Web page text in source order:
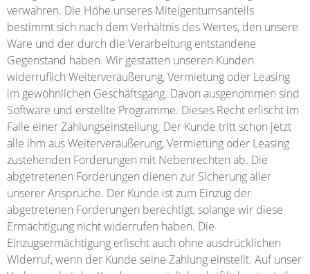
verwahren. Die Höhe unseres Miteigentumsanteils
bestimmt sich nach dem Verhältnis des Wertes, den unsere
Ware und der durch die Verarbeitung entstandene
Gegenstand haben. Wir gestatten unseren Kunden
widerruflich Weiterveräußerung, Vermietung oder Leasing
im gewöhnlichen Geschäftsgang. Davon ausgenommen sind
Software und erstellte Programme. Dieses Recht erlischt im
Falle einer Zahlungseinstellung. Der Kunde tritt schon jetzt
alle ihm aus Weiterveräußerung, Vermietung oder Leasing
zustehenden Forderungen mit Nebenrechten ab. Die
abgetretenen Forderungen dienen zur Sicherung aller
unserer Ansprüche. Der Kunde ist zum Einzug der
abgetretenen Forderungen berechtigt, solange wir diese
Ermächtigung nicht widerrufen haben. Die
Einzugsermächtigung erlischt auch ohne ausdrücklichen
Widerruf, wenn der Kunde seine Zahlung einstellt. Auf unser